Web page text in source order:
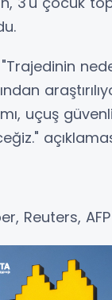
"Trajedinin
uçuş
Reuters, AFP